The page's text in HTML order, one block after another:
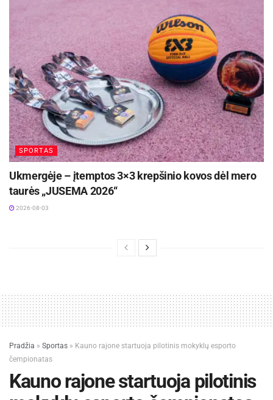
SPORTAS
Ukmergėje – įtemptos 3×3 krepšinio kovos dėl mero
taurės „JUSEMA 2026“
2026-08-03
Pradžia » Sportas » Kauno rajone startuoja pilotinis mokyklų esporto
čempionatas
Kauno rajone startuoja pilotinis